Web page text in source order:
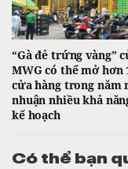
“Gà đẻ trứng vàng”
MWG có thể mở hơn
cửa hàng trong năm
nhuận nhiều khả
kế hoạch
Có thể bạn